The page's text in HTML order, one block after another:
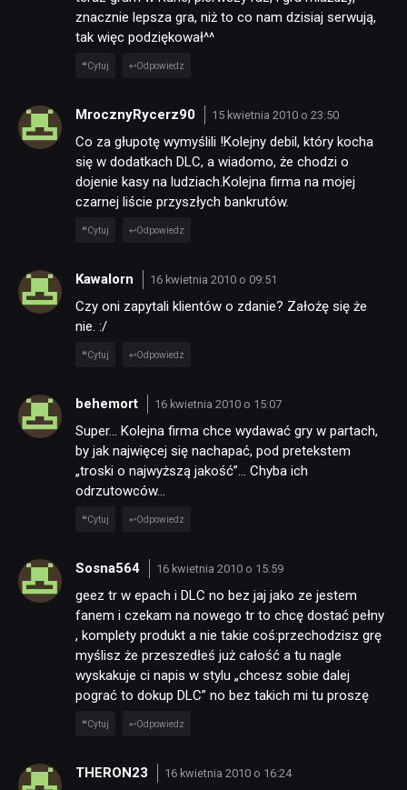
znacznie lepsza gra, niż to co nam dzisiaj serwują,
tak więc podziękował^^
Cytuj Odpowiedz
MrocznyRycerz90 15 kwietnia 2010 o 23:50
Co za głupotę wymyślili !Kolejny debil, który kocha
się w dodatkach DLC, a wiadomo, że chodzi o
dojenie kasy na ludziach.Kolejna firma na mojej
czarnej liście przyszłych bankrutów.
Cytuj Odpowiedz
Kawalorn 16 kwietnia 2010 o 09:51
Czy oni zapytali klientów o zdanie? Założę się że
nie. :/
Cytuj Odpowiedz
behemort 16 kwietnia 2010 o 15:07
Super… Kolejna firma chce wydawać gry w partach,
by jak najwięcej się nachapać, pod pretekstem
„troski o najwyższą jakość”… Chyba ich
odrzutowców…
Cytuj Odpowiedz
Sosna564 16 kwietnia 2010 o 15:59
geez tr w epach i DLC no bez jaj jako ze jestem
fanem i czekam na nowego tr to chcę dostać pełny
, komplety produkt a nie takie coś:przechodzisz grę
myślisz że przeszedłeś już całość a tu nagle
wyskakuje ci napis w stylu „chcesz sobie dalej
pograć to dokup DLC” no bez takich mi tu proszę
Cytuj Odpowiedz
THERON23 16 kwietnia 2010 o 16:24